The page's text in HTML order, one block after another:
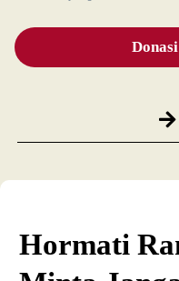
Hormati